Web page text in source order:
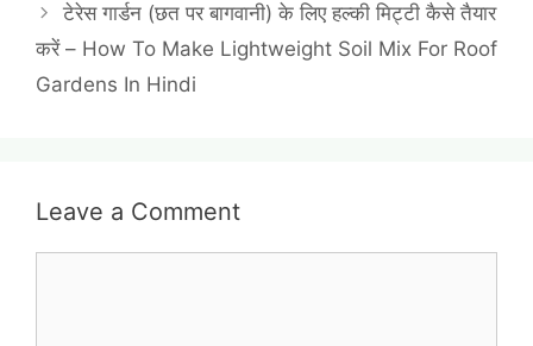
टेरेस गार्डन (छत पर बागवानी) के लिए हल्की मिट्टी कैसे तैयार
करें – How To Make Lightweight Soil Mix For Roof
Gardens In Hindi
Leave a Comment